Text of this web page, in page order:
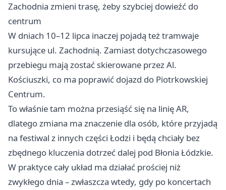
Zachodnia zmieni trasę, żeby szybciej dowieźć do
centrum
W dniach 10–12 lipca inaczej pojadą też tramwaje
kursujące ul. Zachodnią. Zamiast dotychczasowego
przebiegu mają zostać skierowane przez Al.
Kościuszki, co ma poprawić dojazd do Piotrkowskiej
Centrum.
To właśnie tam można przesiąść się na linię AR,
dlatego zmiana ma znaczenie dla osób, które przyjadą
na festiwal z innych części Łodzi i będą chciały bez
zbędnego kluczenia dotrzeć dalej pod Błonia Łódzkie.
W praktyce cały układ ma działać prościej niż
zwykłego dnia – zwłaszcza wtedy, gdy po koncertach